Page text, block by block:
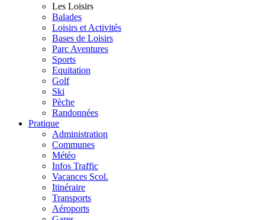
Les Loisirs
Balades
Loisirs et Activités
Bases de Loisirs
Parc Aventures
Sports
Equitation
Golf
Ski
Pèche
Randonnées
Pratique
Administration
Communes
Météo
Infos Traffic
Vacances Scol.
Itinéraire
Transports
Aéroports